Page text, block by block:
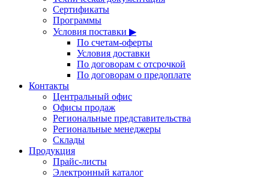
Сертификаты
Программы
Условия поставки ▶
По счетам-оферты
Условия доставки
По договорам с отсрочкой
По договорам о предоплате
Контакты
Центральный офис
Офисы продаж
Региональные представительства
Региональные менеджеры
Склады
Продукция
Прайс-листы
Электронный каталог